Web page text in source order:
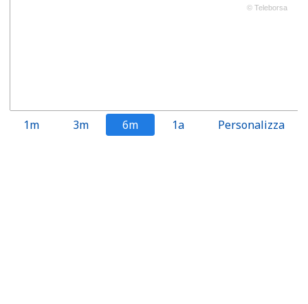
© Teleborsa
1m 3m 6m 1a Personalizza